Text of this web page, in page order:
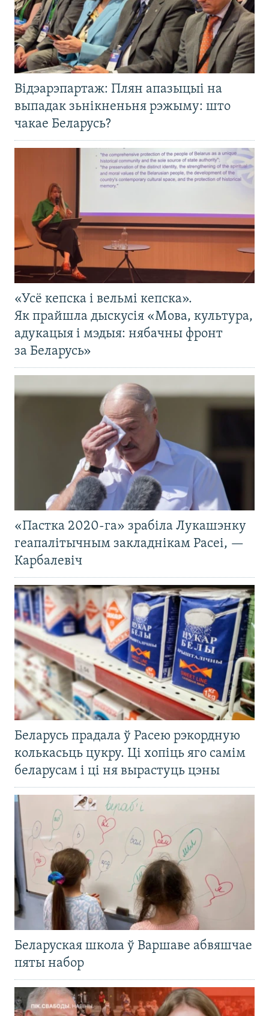
Відэарэпартаж: Плян апазыцыі на
выпадак зьнікненьня рэжыму: што
чакае Беларусь?
«Усё кепска і вельмі кепска».
Як прайшла дыскусія «Мова, культура,
адукацыя і мэдыя: нябачны фронт
за Беларусь»
«Пастка 2020-га» зрабіла Лукашэнку
геапалітычным закладнікам Расеі, —
Карбалевіч
Беларусь прадала ў Расею рэкордную
колькасьць цукру. Ці хопіць яго самім
беларусам і ці ня вырастуць цэны
Беларуская школа ў Варшаве абвяшчае
пяты набор